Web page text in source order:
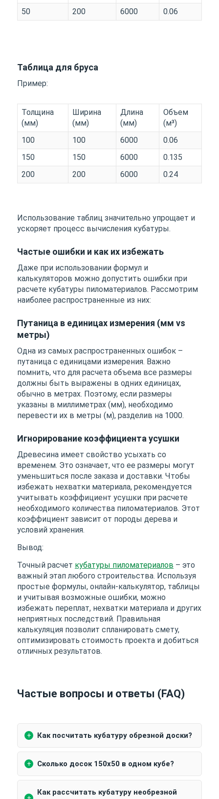
50 200 6000 0.06
Таблица для бруса
Пример:
Толщина
(мм)
Ширина
(мм)
Длина
(мм)
Объем
(м³)
100
100 6000
0.06
150
150 6000
0.135
200
200 6000 0.24
Использование таблиц значительно упрощает и
ускоряет процесс вычисления кубатуры.
Частые ошибки и как их избежать
Даже при использовании формул и
калькуляторов можно допустить ошибки при
расчете кубатуры пиломатериалов. Рассмотрим
наиболее распространенные из них:
Путаница в единицах измерения (мм vs
метры)
Одна из самых распространенных ошибок –
путаница с единицами измерения. Важно
помнить, что для расчета объема все размеры
должны быть выражены в одних единицах,
обычно в метрах. Поэтому, если размеры
указаны в миллиметрах (мм), необходимо
перевести их в метры (м), разделив на 1000.
Игнорирование коэффициента усушки
Древесина имеет свойство усыхать со
временем. Это означает, что ее размеры могут
уменьшиться после заказа и доставки. Чтобы
избежать нехватки материала, рекомендуется
учитывать коэффициент усушки при расчете
необходимого количества пиломатериалов. Этот
коэффициент зависит от породы дерева и
условий хранения.
Вывод:
Точный расчет кубатуры пиломатериалов – это
важный этап любого строительства. Используя
простые формулы, онлайн-калькулятор, таблицы
и учитывая возможные ошибки, можно
избежать переплат, нехватки материала и других
неприятных последствий. Правильная
калькуляция позволит спланировать смету,
оптимизировать стоимость проекта и добиться
отличных результатов.
Частые вопросы и ответы (FAQ)
Как посчитать кубатуру обрезной доски?
Сколько досок 150х50 в одном кубе?
Как рассчитать кубатуру необрезной